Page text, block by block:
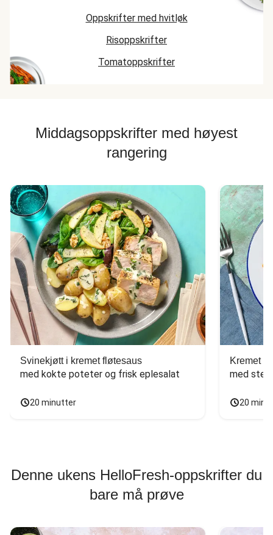
Oppskrifter med hvitløk
Risoppskrifter
Tomatoppskrifter
Middagsoppskrifter med høyest
rangering
Svinekjøtt i kremet fløtesaus
med kokte poteter og frisk eplesalat
20 minutter
Kremet
med
20
Denne ukens HelloFresh-oppskrifter du
bare må prøve